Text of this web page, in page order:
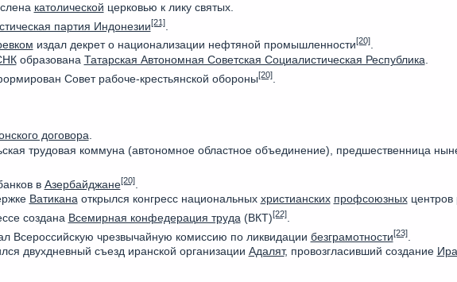
католической церковью к лику святых.
партия Индонезии[21].
издал декрет о национализации нефтяной промышленности[20].
образована Татарская Автономная Советская Социалистическая Республика
Совет рабоче-крестьянской обороны[20].
договора
трудовая коммуна (автономное областное объединение), предшественница
в Азербайджане[20].
Ватиканаоткрылся конгресс национальных христианских профсоюзныхцентров
создана Всемирная конфедерация труда (ВКТ)[22].
Всероссийскую чрезвычайную комиссию по ликвидации безграмотности[23].
двухдневный съезд иранской организации Адалят, провозгласивший создание